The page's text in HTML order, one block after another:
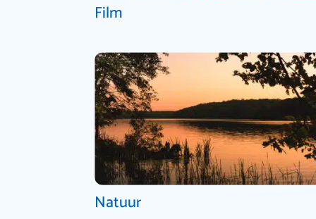
Film
Natuur